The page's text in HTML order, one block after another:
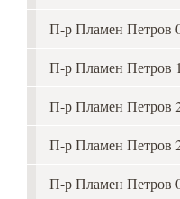
П-р Пламен Петров
П-р Пламен Петров
П-р Пламен Петров
П-р Пламен Петров
П-р Пламен Петров